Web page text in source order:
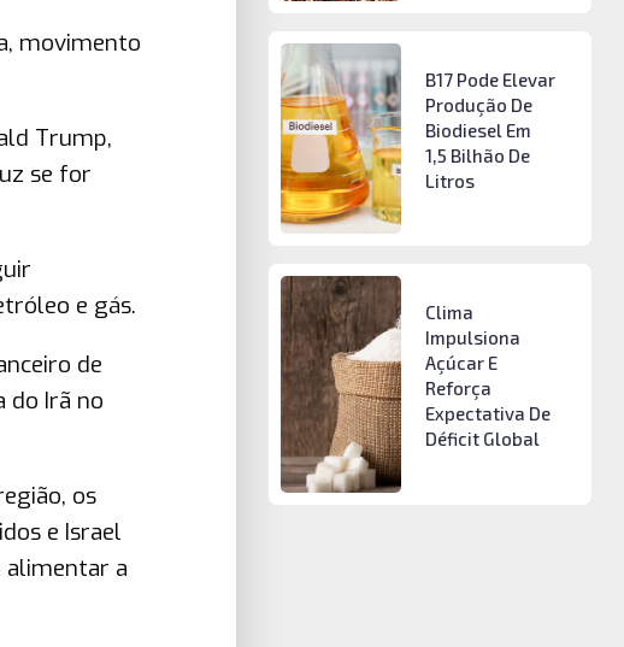
movimento
Trump,
se for
e gás.
de
do Irã no
os
e Israel
alimentar a
B17 Pode Elevar
Produção De
Biodiesel Em
1,5 Bilhão De
Litros
Clima
Impulsiona
Açúcar E
Reforça
Expectativa De
Déficit Global